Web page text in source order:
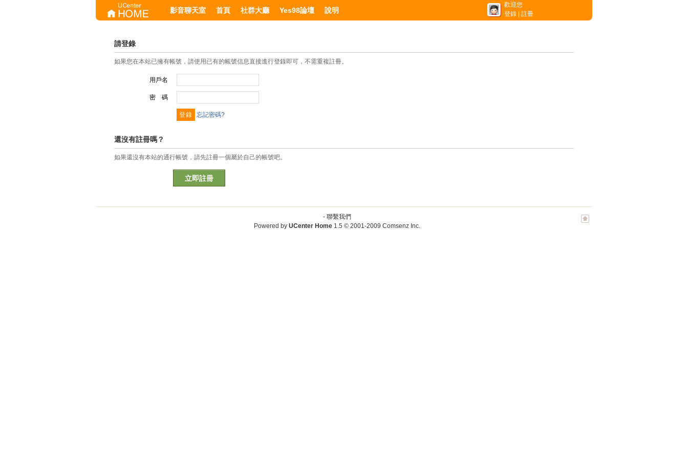
影音聊天室 首頁 社群大廳 Yes98論壇 說明
歡迎您
登錄
註冊
請登錄
如果您在本站已擁有帳號，請使用已有的帳號信息直接進行登錄即可，不需重複註冊。
用戶名
密 碼
忘記密碼?
還沒有註冊嗎？
如果還沒有本站的通行帳號，請先註冊一個屬於自己的帳號吧。
立即註冊
- 聯繫我們
Powered by UCenter Home 1.5 © 2001-2009 Comsenz Inc.